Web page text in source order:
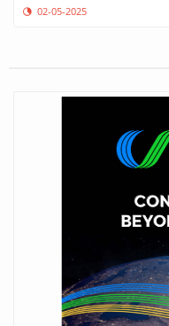
02-05-2025